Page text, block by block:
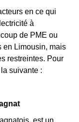
en ce qui
à
de PME ou
en Limousin, mais
restreintes. Pour
suivante :
est un